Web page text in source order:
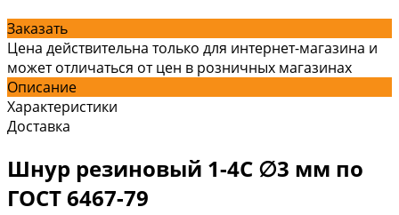
Заказать
Цена действительна только для интернет-магазина и
может отличаться от цен в розничных магазинах
Описание
Характеристики
Доставка
Шнур резиновый 1-4С ∅3 мм по
ГОСТ 6467-79